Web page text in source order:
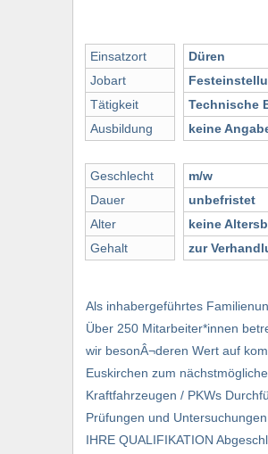
Einsatzort
Jobart
Tätigkeit
Ausbildung
Geschlecht
Dauer
Alter
Gehalt
Düren
Technische
keine
m/w
unbefristet
keine
zur
Als inhabergeführtes
Über 250 Mitarbeiter*innen
wir besonÂ¬deren Wert auf
Euskirchen zum
Kraftfahrzeugen / PKWs
Prüfungen und
IHRE QUALIFIKATION